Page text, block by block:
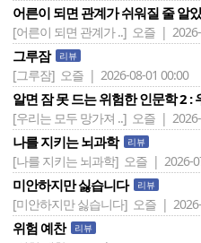
어른이 되면 관계가 쉬워질 줄 알
[어른이 되면 관계가 ..] 오즐 | 2026-
그루잠 리뷰
[그루잠] 오즐 | 2026-08-01 00:00
알면 잠 못 드는 위험한 인문학 2 :
[우리는 모두 망가져 ..] 오즐 | 2026-
나를 지키는 뇌과학 리뷰
[나를 지키는 뇌과학] 오즐 | 2026-
미안하지만 싫습니다 리뷰
[미안하지만 싫습니다] 오즐 |
위험 예찬 리뷰